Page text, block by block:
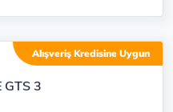
Alışveriş Kredisine Uygun
GTS 3